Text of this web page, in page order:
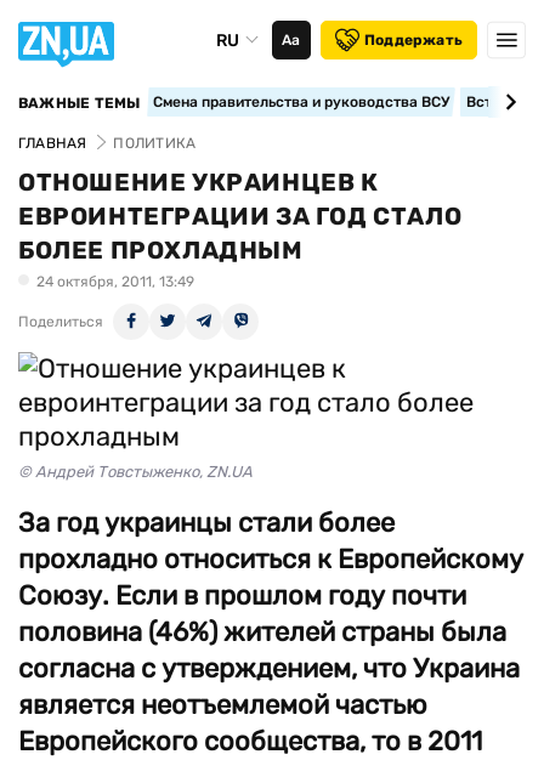
RU Аа Поддержать
ВАЖНЫЕ ТЕМЫ Смена правительства и руководства ВСУ
ГЛАВНАЯ ПОЛИТИКА
ОТНОШЕНИЕ УКРАИНЦЕВ К
ЕВРОИНТЕГРАЦИИ ЗА ГОД СТАЛО
БОЛЕЕ ПРОХЛАДНЫМ
24 октября, 2011, 13:49
Поделиться
© Андрей Товстыженко, ZN.UA
За год украинцы стали более
прохладно относиться к Европейскому
Союзу. Если в прошлом году почти
половина (46%) жителей страны была
согласна с утверждением, что Украина
является неотъемлемой частью
Европейского сообщества, то в 2011